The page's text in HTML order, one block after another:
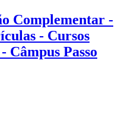
Complementar -
- Cursos
Câmpus Passo